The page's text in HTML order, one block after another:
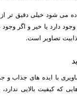
می شود خیلی دقیق تر
دارد یا خیر و اگر
تصاویر است.
با ایده های جذاب و
که کیفیت بالایی